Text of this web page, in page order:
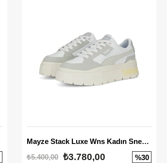
Mayze Stack Luxe Wns Kadın Sneaker
₺5.400,00
₺3.780,00 %30